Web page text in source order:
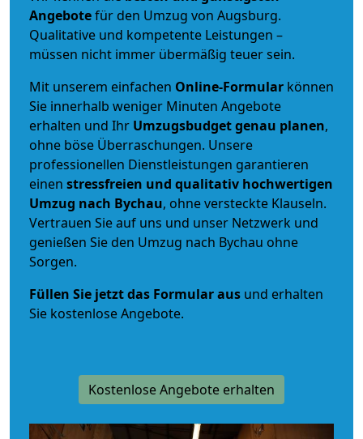
Angebotefür den Umzug von Augsburg.
Qualitative und kompetente Leistungen –
müssen nicht immer übermäßig teuer sein.
Mit unserem einfachen Online-Formular können
Sie innerhalb weniger Minuten Angebote
erhalten und Ihr Umzugsbudgetgenau planen,
ohne böse Überraschungen. Unsere
professionellen Dienstleistungen garantieren
einen stressfreien und qualitativ hochwertigen
Umzug nach Bychau, ohne versteckte Klauseln.
Vertrauen Sie auf uns und unser Netzwerk und
genießen Sie den Umzug nach Bychau ohne
Sorgen.
Füllen Sie jetzt das Formular aus und erhalten
Sie kostenlose Angebote.
Kostenlose Angebote erhalten